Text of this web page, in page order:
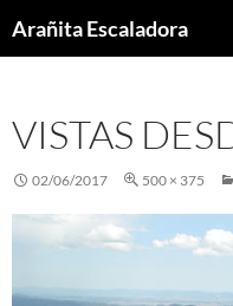
toArañita Escaladora
VISTAS
02/06/2017 500 × 375